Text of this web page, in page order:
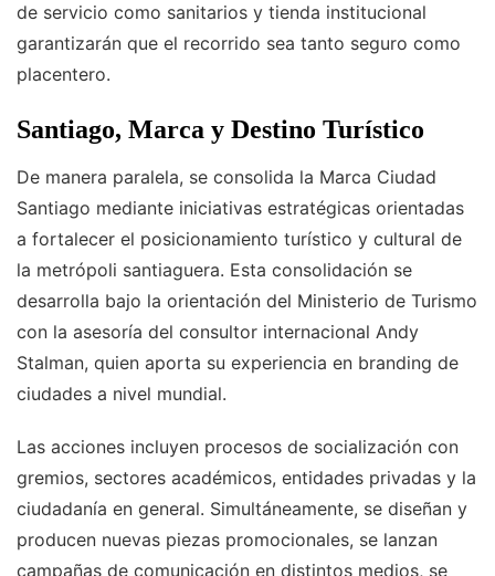
de servicio como sanitarios y tienda institucional
garantizarán que el recorrido sea tanto seguro como
placentero.
Santiago, Marca y Destino Turístico
De manera paralela, se consolida la Marca Ciudad
Santiago mediante iniciativas estratégicas orientadas
a fortalecer el posicionamiento turístico y cultural de
la metrópoli santiaguera. Esta consolidación se
desarrolla bajo la orientación del Ministerio de Turismo
con la asesoría del consultor internacional Andy
Stalman, quien aporta su experiencia en branding de
ciudades a nivel mundial.
Las acciones incluyen procesos de socialización con
gremios, sectores académicos, entidades privadas y la
ciudadanía en general. Simultáneamente, se diseñan y
producen nuevas piezas promocionales, se lanzan
campañas de comunicación en distintos medios, se